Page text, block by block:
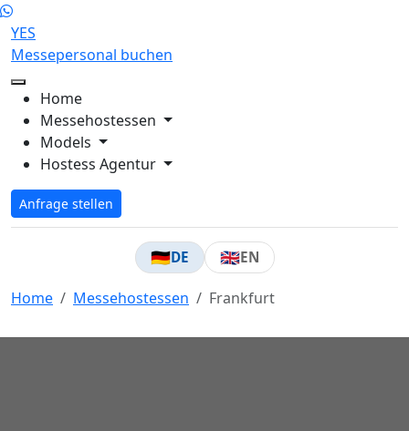
YES
Messepersonal buchen
Home
Messehostessen
Models
Hostess Agentur
Anfrage stellen
🇩🇪DE 🇬🇧EN
Home Messehostessen Frankfurt